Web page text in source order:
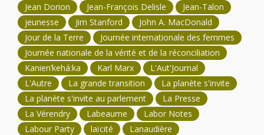
Jean Dorion
Jean-François Delisle
Jean-Talon
jeunesse
Jim Stanford
John A. MacDonald
Jour de la Terre
Journée internationale des femmes
Journée nationale de la vérité et de la réconciliation
Kanien’kehá:ka
Karl Marx
L'Aut'Journal
L'Autre
La grande transition
La planète s'invite
La planète s'invite au parlement
La Presse
La Vérendry
Labeaume
Labor Notes
Labour Party
laïcité
Lanaudière